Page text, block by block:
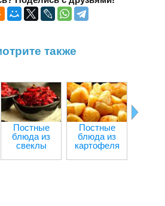
также
Постные
блюда из
свеклы
Постные
блюда из
картофеля